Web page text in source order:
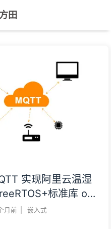
田
实现阿里云温湿
标准库 or
月前 嵌入式